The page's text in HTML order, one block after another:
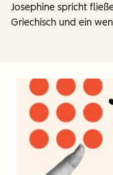
Josephine spricht
Griechisch und ein